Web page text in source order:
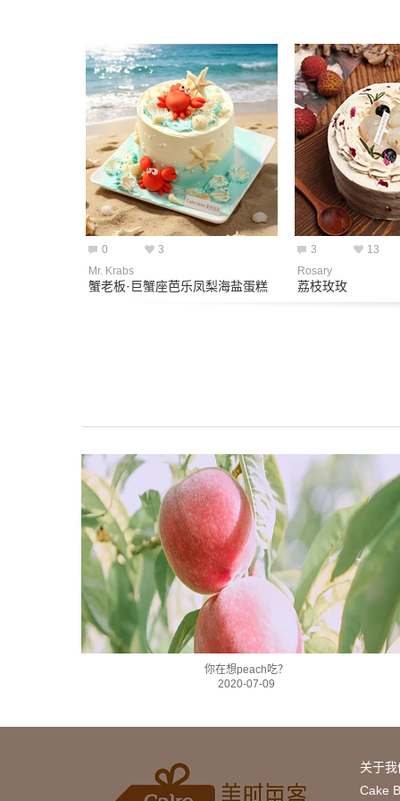
0
3
Mr. Krabs
蟹老板·巨蟹座芭乐凤梨海盐蛋糕
3
13
Rosary
荔枝玫玫
你在想peach吃？
2020-07-09
关于我
Cake